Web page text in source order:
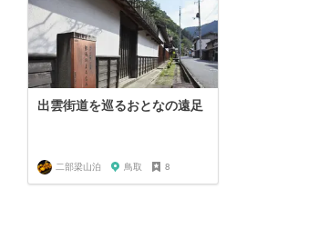
出雲街道を巡るおとなの遠足
二部梁山泊 鳥取 8